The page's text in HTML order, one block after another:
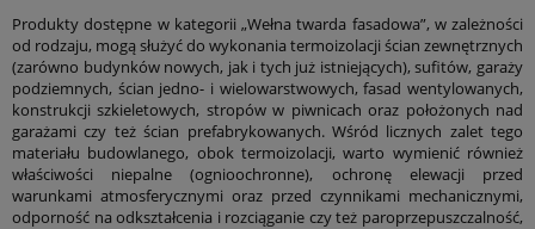
Produkty dostępne w kategorii „Wełna twarda fasadowa”, w zależności
od rodzaju, mogą służyć do wykonania termoizolacji ścian zewnętrznych
(zarówno budynków nowych, jak i tych już istniejących), sufitów, garaży
podziemnych, ścian jedno- i wielowarstwowych, fasad wentylowanych,
konstrukcji szkieletowych, stropów w piwnicach oraz położonych nad
garażami czy też ścian prefabrykowanych. Wśród licznych zalet tego
materiału budowlanego, obok termoizolacji, warto wymienić również
właściwości niepalne (ognioochronne), ochronę elewacji przed
warunkami atmosferycznymi oraz przed czynnikami mechanicznymi,
odporność na odkształcenia i rozciąganie czy też paroprzepuszczalność,